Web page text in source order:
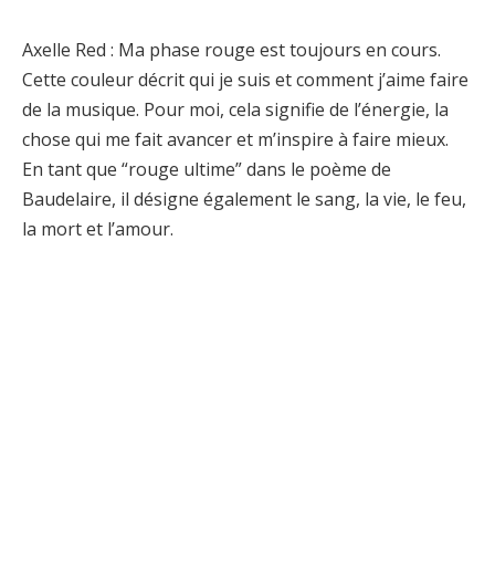
Axelle Red : Ma phase rouge est toujours en cours.
Cette couleur décrit qui je suis et comment j’aime faire
de la musique. Pour moi, cela signifie de l’énergie, la
chose qui me fait avancer et m’inspire à faire mieux.
En tant que “rouge ultime” dans le poème de
Baudelaire, il désigne également le sang, la vie, le feu,
la mort et l’amour.